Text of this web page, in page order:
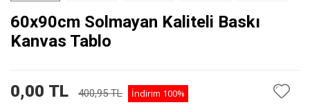
60x90cm Solmayan Kaliteli Baskı
Kanvas Tablo
0,00 TL 400,95 TL İndirim 100%